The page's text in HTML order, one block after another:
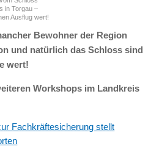
in Torgau –
Ausflug wert!
Bewohner der Region
und natürlich das Schloss sind
wert!
Workshops im Landkreis
Fachkräftesicherung stellt